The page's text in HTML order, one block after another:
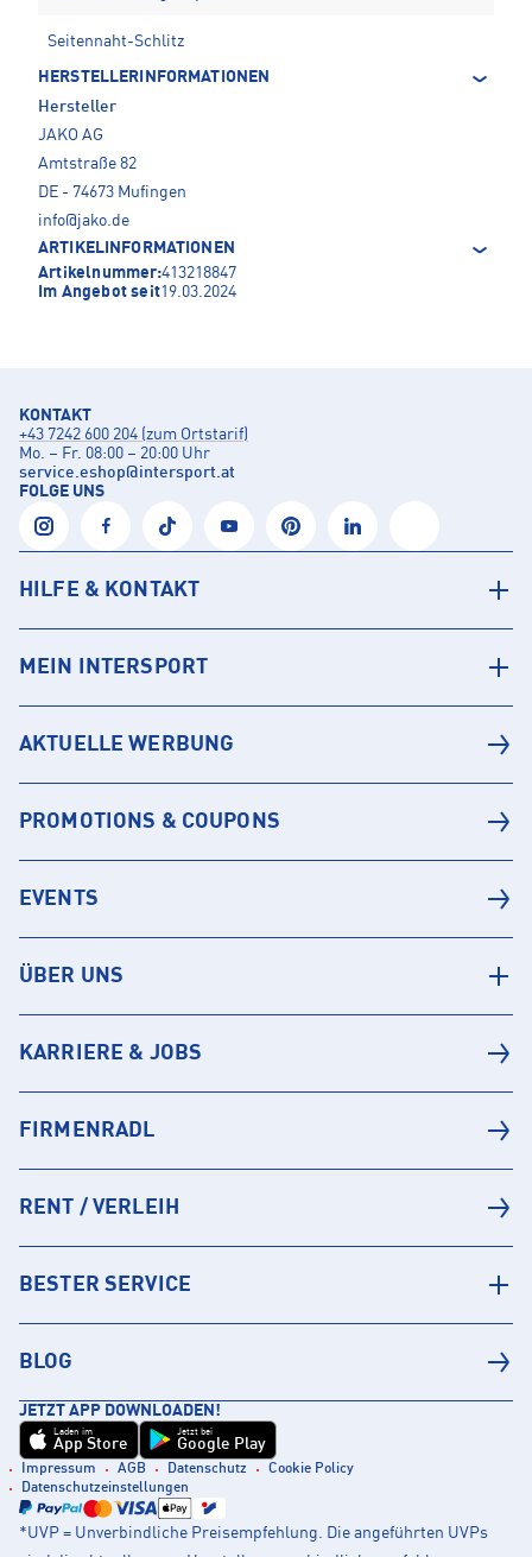
Seitennaht-Schlitz
HERSTELLERINFORMATIONEN
Hersteller
JAKO AG
Amtstraße 82
DE - 74673 Mufingen
info@jako.de
ARTIKELINFORMATIONEN
Artikelnummer:413218847
Im Angebot seit19.03.2024
KONTAKT
+43 7242 600 204 (zum Ortstarif)
Mo. – Fr. 08:00 – 20:00 Uhr
service.eshop@intersport.at
FOLGE UNS
HILFE & KONTAKT
MEIN INTERSPORT
AKTUELLE WERBUNG
PROMOTIONS & COUPONS
EVENTS
ÜBER UNS
KARRIERE & JOBS
FIRMENRADL
RENT / VERLEIH
BESTER SERVICE
BLOG
JETZT APP DOWNLOADEN!
Laden im
App Store
Jetzt bei
Google Play
Impressum AGB Datenschutz
Cookie Policy
Datenschutzeinstellungen
*UVP = Unverbindliche Preisempfehlung. Die angeführten UVPs